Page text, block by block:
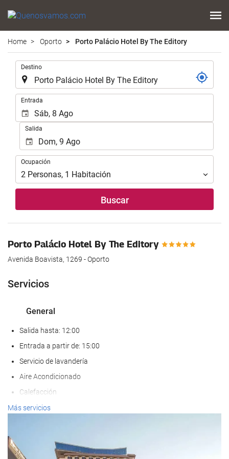
Home Oporto Porto Palácio Hotel By The Editory
Introduzca
lugar
de
destino
en
que
realizar
búsqueda
de
Destino
Introduzca
las
fechas
inicio
fin
para
realizar
Entrada
Salida
Ocupación
Ocupación
2 Personas, 1 Habitación
Buscar
Porto Palácio Hotel By The Editory
Avenida Boavista, 1269 - Oporto
Servicios
General
Salida hasta: 12:00
Entrada a partir de: 15:00
Servicio de lavandería
Aire Acondicionado
Calefacción
Ascensor
Habitaciones No fumadores
Más servicios